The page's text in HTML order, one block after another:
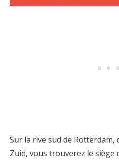
Sur la rive sud de Rotterdam,
Zuid, vous trouverez le siège